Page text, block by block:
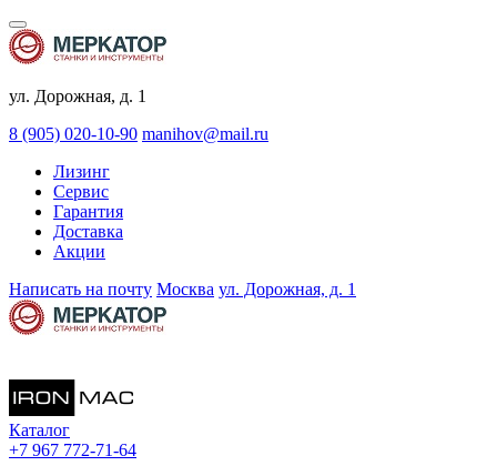
ул. Дорожная, д. 1
8 (905) 020-10-90 manihov@mail.ru
Лизинг
Сервис
Гарантия
Доставка
Акции
Написать на почту Москва ул. Дорожная, д. 1
Каталог
+7 967 772-71-64